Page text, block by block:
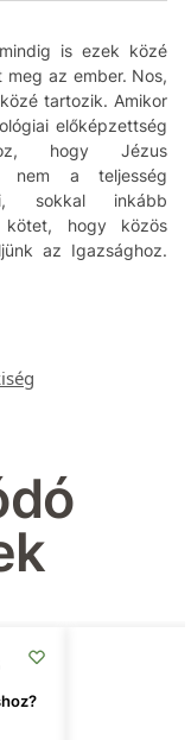
is ezek közé
az ember. Nos,
tartozik. Amikor
előképzettség
hogy Jézus
nem a teljesség
sokkal inkább
hogy közös
az Igazsághoz.